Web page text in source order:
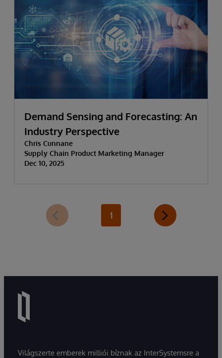
Demand Sensing and Forecasting: An
Industry Perspective
Chris Cunnane
Supply Chain Product Marketing Manager
Dec 10, 2025
1
Világszerte emberek milliói bíznak az InterSystemsre a